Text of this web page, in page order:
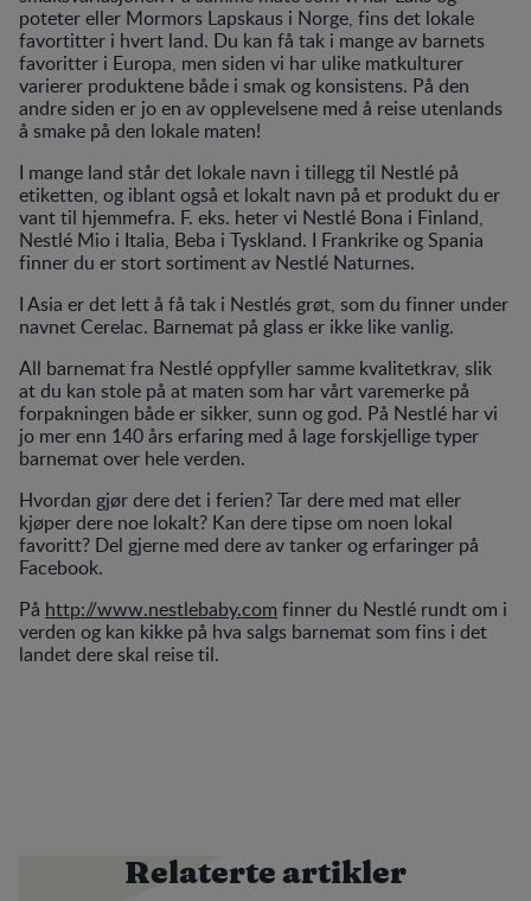
poteter eller Mormors Lapskaus i Norge, fins det lokale
favortitter i hvert land. Du kan få tak i mange av barnets
favoritter i Europa, men siden vi har ulike matkulturer
varierer produktene både i smak og konsistens. På den
andre siden er jo en av opplevelsene med å reise utenlands
å smake på den lokale maten!
I mange land står det lokale navn i tillegg til Nestlé på
etiketten, og iblant også et lokalt navn på et produkt du er
vant til hjemmefra. F. eks. heter vi Nestlé Bona i Finland,
Nestlé Mio i Italia, Beba i Tyskland. I Frankrike og Spania
finner du er stort sortiment av Nestlé Naturnes.
I Asia er det lett å få tak i Nestlés grøt, som du finner under
navnet Cerelac. Barnemat på glass er ikke like vanlig.
All barnemat fra Nestlé oppfyller samme kvalitetkrav, slik
at du kan stole på at maten som har vårt varemerke på
forpakningen både er sikker, sunn og god. På Nestlé har vi
jo mer enn 140 års erfaring med å lage forskjellige typer
barnemat over hele verden.
Hvordan gjør dere det i ferien? Tar dere med mat eller
kjøper dere noe lokalt? Kan dere tipse om noen lokal
favoritt? Del gjerne med dere av tanker og erfaringer på
Facebook.
På http://www.nestlebaby.com finner du Nestlé rundt om i
verden og kan kikke på hva salgs barnemat som fins i det
landet dere skal reise til.
Relaterte artikler